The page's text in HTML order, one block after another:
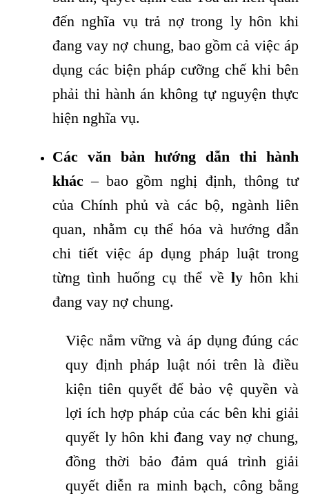
đến nghĩa vụ trả nợ trong ly hôn khi
đang vay nợ chung, bao gồm cả việc áp
dụng các biện pháp cưỡng chế khi bên
phải thi hành án không tự nguyện thực
hiện nghĩa vụ.
Các văn bản hướng dẫn thi hành
khác– bao gồm nghị định, thông tư
của Chính phủ và các bộ, ngành liên
quan, nhằm cụ thể hóa và hướng dẫn
chi tiết việc áp dụng pháp luật trong
từng tình huống cụ thể về ly hôn khi
đang vay nợ chung.
Việc nắm vững và áp dụng đúng các
quy định pháp luật nói trên là điều
kiện tiên quyết để bảo vệ quyền và
lợi ích hợp pháp của các bên khi giải
quyết ly hôn khi đang vay nợ chung,
đồng thời bảo đảm quá trình giải
quyết diễn ra minh bạch, công bằng